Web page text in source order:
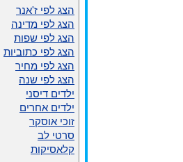
הצג לפי ז'אנר
הצג לפי מדינה
הצג לפי שפות
הצג לפי כתוביות
הצג לפי מחיר
הצג לפי שנה
ילדים דיסני
ילדים אחרים
זוכי אוסקר
סרטי לב
קלאסיקות